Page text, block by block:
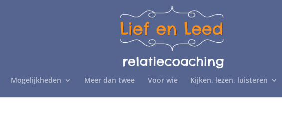
Mogelijkheden Meer dan twee Voor wie Kijken, lezen, luisteren